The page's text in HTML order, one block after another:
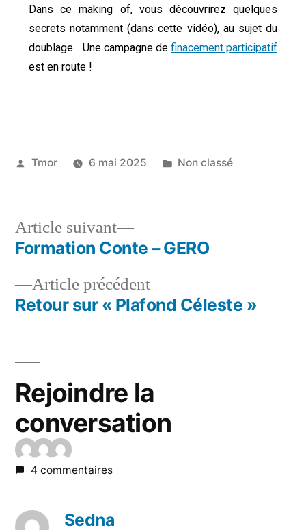
Dans ce making of, vous découvrirez quelques
secrets notamment (dans cette vidéo), au sujet du
doublage… Une campagne de finacement participatif
est en route !
Tmor 6 mai 2025 Non classé
Article précédent
Retour sur « Plafond Céleste »
Article suivant
Formation Conte – GERO
Rejoindre la
conversation
4 commentaires
Sedna